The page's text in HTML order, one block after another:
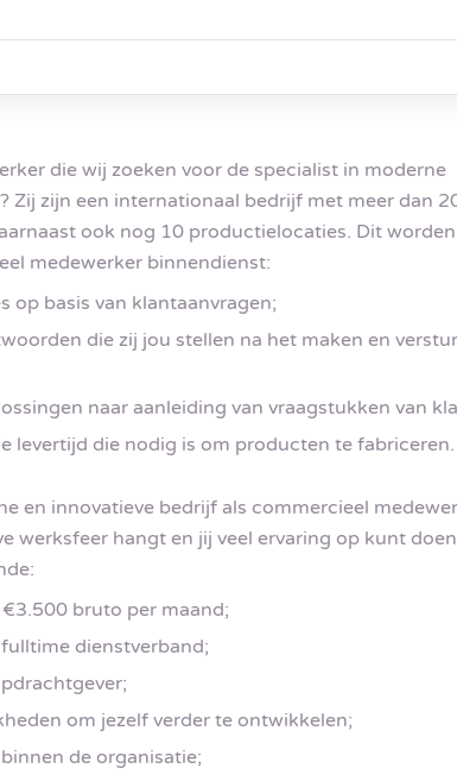
die wij zoeken voor de specialist in moderne
Zij zijn een internationaal bedrijf met meer dan
ook nog 10 productielocaties. Dit
medewerker binnendienst:
op basis van klantaanvragen;
die zij jou stellen na het maken en
naar aanleiding van vraagstukken van
levertijd die nodig is om producten te fabriceren.
en innovatieve bedrijf als commercieel
werksfeer hangt en jij veel ervaring op kunt
bruto per maand;
dienstverband;
om jezelf verder te ontwikkelen;
de organisatie;